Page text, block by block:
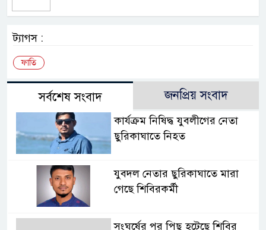
ট্যাগস :
ফাতি
সর্বশেষ সংবাদ জনপ্রিয় সংবাদ
কার্যক্রম নিষিদ্ধ যুবলীগের নেতা
ছুরিকাঘাতে নিহত
যুবদল নেতার ছুরিকাঘাতে মারা
গেছে শিবিরকর্মী
সংঘর্ষের পর পিছু হটেছে শিবির